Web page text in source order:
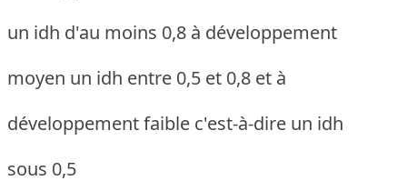
un idh d'au moins 0,8 à développement
moyen un idh entre 0,5 et 0,8 et à
développement faible c'est-à-dire un idh
sous 0,5